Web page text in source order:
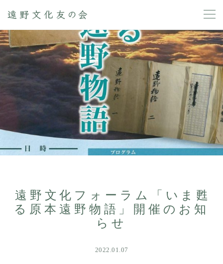
遠野文化フォーラム「いま甦
る原本遠野物語」開催のお知
らせ
2022.01.07